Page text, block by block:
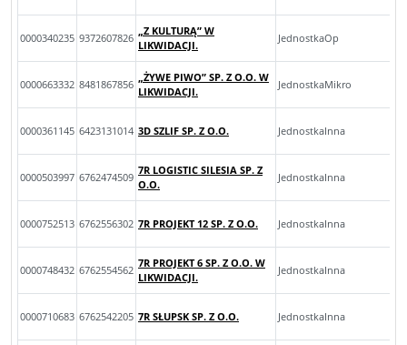
0000340235 9372607826
„Z KULTURĄ” W
LIKWIDACJI.
JednostkaOp
0000663332 8481867856
„ŻYWE PIWO” SP. Z O.O. W
LIKWIDACJI.
JednostkaMikro
0000361145 6423131014 3D SZLIF SP. Z O.O. JednostkaInna
0000503997 6762474509
7R LOGISTIC SILESIA SP. Z
O.O.
JednostkaInna
0000752513 6762556302 7R PROJEKT 12 SP. Z O.O. JednostkaInna
0000748432 6762554562
7R PROJEKT 6 SP. Z O.O. W
LIKWIDACJI.
JednostkaInna
0000710683 6762542205 7R SŁUPSK SP. Z O.O. JednostkaInna